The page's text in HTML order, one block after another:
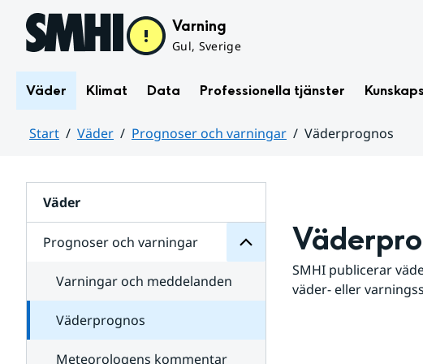
Hoppa till sidans innehåll Varning
Gul, Sverige
Väder Klimat Data Professionella tjänster
Start Väder Prognoser och varningar
Väderprognos
Väder
Prognoser och varningar
för
varningar
Varningar och meddelanden
Väderprognos
Meteorologens kommentar
SMHI publicerar
väder- eller